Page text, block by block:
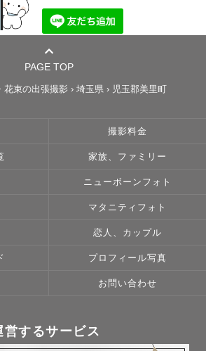
PAGE TOP
花束の出張撮影 › 埼玉県› 児玉郡美里町
撮影料金
家族、ファミリー
ニューボーンフォト
マタニティフォト
恋人、カップル
プロフィール写真
お問い合わせ
営するサービス